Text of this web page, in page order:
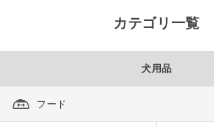
カテゴリ一覧
犬用品
フード